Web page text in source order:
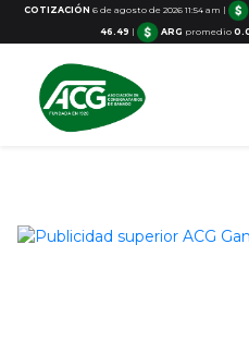
COTIZACIÓN 6 de agosto de 2026 11:54 am |
46.49 | ARG promedio